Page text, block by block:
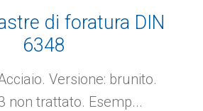
di foratura DIN
6348
Versione: brunito.
non trattato. Esemp...